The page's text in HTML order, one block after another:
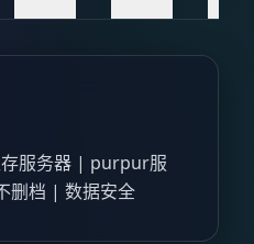
存服务器 | purpur服
删档 | 数据安全